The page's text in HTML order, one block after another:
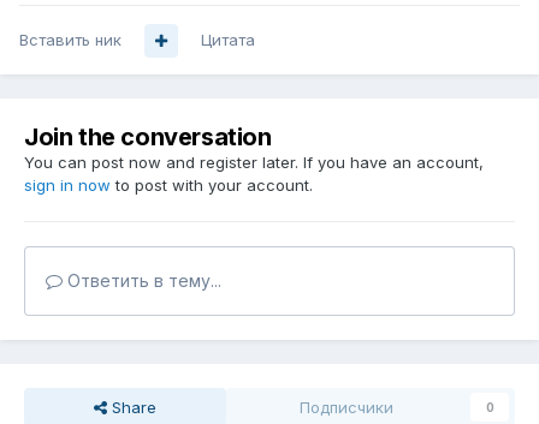
Вставить ник Цитата
Join the conversation
You can post now and register later. If you have an account,
sign in now to post with your account.
Ответить в тему...
Share Подписчики 0